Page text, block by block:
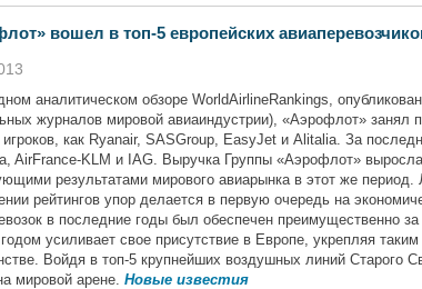
вошел в топ-5 европейских
аналитическом обзоре WorldAirlineRankings,
журналов мировой авиаиндустрии), «Аэрофлот» занял
как Ryanair, SASGroup, EasyJet и Alitalia. За
AirFrance-KLM и IAG. Выручка Группы «Аэрофлот»
результатами мирового авиарынка в этот же
рейтингов упор делается в первую очередь на
в последние годы был обеспечен преимущественно
усиливает свое присутствие в Европе, укрепляя
Войдя в топ-5 крупнейших воздушных линий Старого
мировой арене. Новые известия